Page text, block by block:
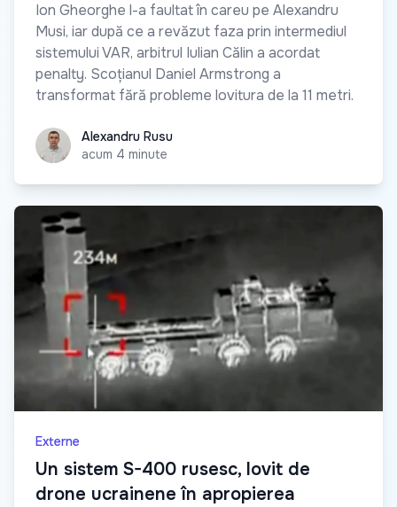
Ion Gheorghe l-a faultat în careu pe Alexandru
Musi, iar după ce a revăzut faza prin intermediul
sistemului VAR, arbitrul Iulian Călin a acordat
penalty. Scoțianul Daniel Armstrong a
transformat fără probleme lovitura de la 11 metri.
Alexandru Rusu
Alexandru Rusu
acum 4 minute
Externe
Un sistem S-400 rusesc, lovit de
drone ucrainene în apropierea